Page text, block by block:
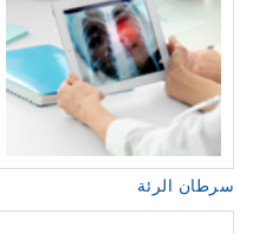
سرطان الرئة